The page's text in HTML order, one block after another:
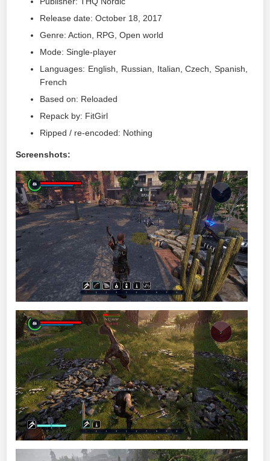
Release date: October 18, 2017
Genre: Action, RPG, Open world
Mode: Single-player
Languages: English, Russian, Italian, Czech, Spanish,
French
Based on: Reloaded
Repack by: FitGirl
Ripped / re-encoded: Nothing
Screenshots: